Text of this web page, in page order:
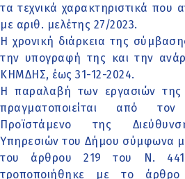
τα τεχνικά χαρακτηριστικά που
με αριθ. μελέτης 27/2023.
Η χρονική διάρκεια της
την υπογραφή της και την
ΚΗΜΔΗΣ, έως 31-12-2024.
Η παραλαβή των εργασιών
πραγματοποιείται από τον
Προϊστάμενο της
Υπηρεσιών του Δήμου σύμφωνα με
του άρθρου 219 του Ν.
τροποποιήθηκε με το